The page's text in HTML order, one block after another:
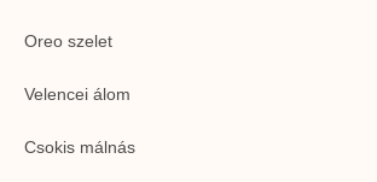
Oreo szelet
Velencei álom
Csokis málnás